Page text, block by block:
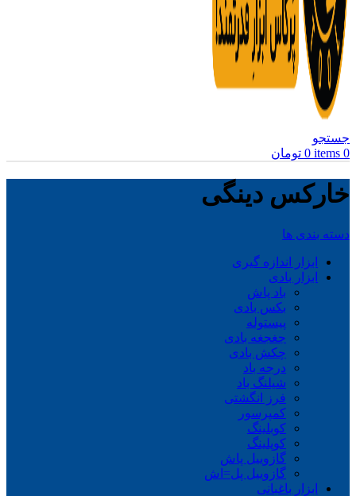
جستجو
0
items
0 تومان
خارکس دینگی
دسته بندی ها
ابزار اندازه گیری
ابزار بادی
باد پاش
بکس بادی
پیستوله
جغجغه بادی
چکش بادی
درجه باد
شیلنگ باد
فرز انگشتی
کمپرسور
کوبلینگ
کوپلینگ
گازوییل پاش
گازوییل پل=اش
ابزار باغبانی